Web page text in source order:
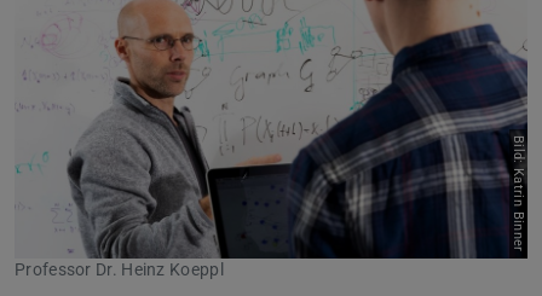
Bild: Katrin Binner
Professor Dr. Heinz Koeppl